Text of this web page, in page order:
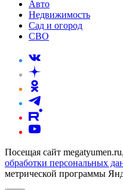
Авто
Недвижимость
Сад и огород
СВО
Посещая сайт
обработки персональных
метрической программы